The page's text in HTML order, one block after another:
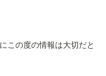
この度の情報は大切だと